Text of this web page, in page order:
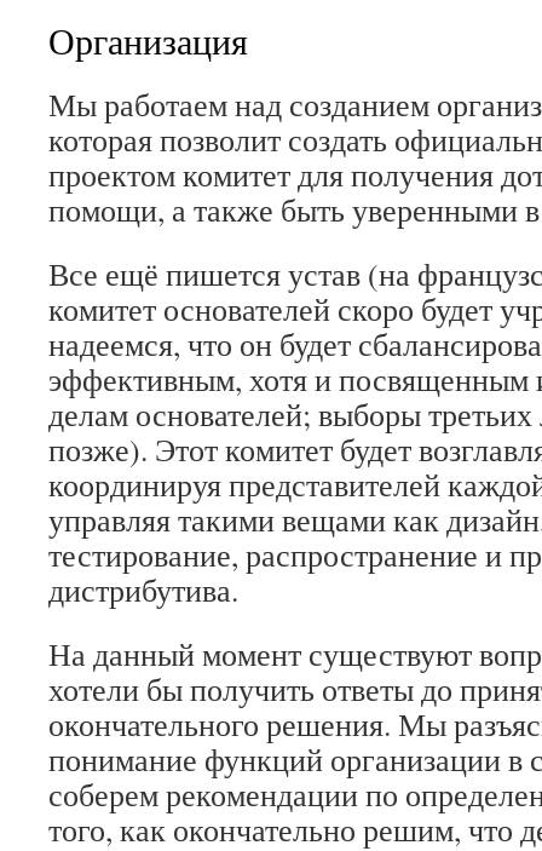
Организация
Мы работаем над созданием
которая позволит создать
проектом комитет для получения
помощи, а также быть уверенными
Все ещё пишется устав (на
комитет основателей скоро будет
надеемся, что он будет
эффективным, хотя и посвященным
делам основателей; выборы
позже). Этот комитет будет
координируя представителей
управляя такими вещами как
тестирование, распространение и
дистрибутива.
На данный момент существуют
хотели бы получить ответы до
окончательного решения. Мы
понимание функций организации в
соберем рекомендации по
того, как окончательно решим, что